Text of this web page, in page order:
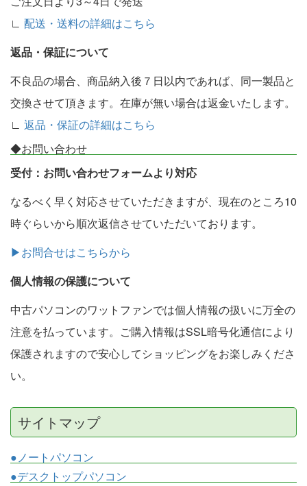
∟ 配送・送料の詳細はこちら
返品・保証について
不良品の場合、商品納入後７日以内であれば、同一製品と
交換させて頂きます。在庫が無い場合は返金いたします。
∟ 返品・保証の詳細はこちら
◆お問い合わせ
受付：お問い合わせフォームより対応
なるべく早く対応させていただきますが、現在のところ10
時ぐらいから順次返信させていただいております。
▶お問合せはこちらから
個人情報の保護について
中古パソコンのワットファンでは個人情報の扱いに万全の
注意を払っています。ご購入情報はSSL暗号化通信により
保護されますので安心してショッピングをお楽しみくださ
い。
サイトマップ
●ノートパソコン
●デスクトップパソコン